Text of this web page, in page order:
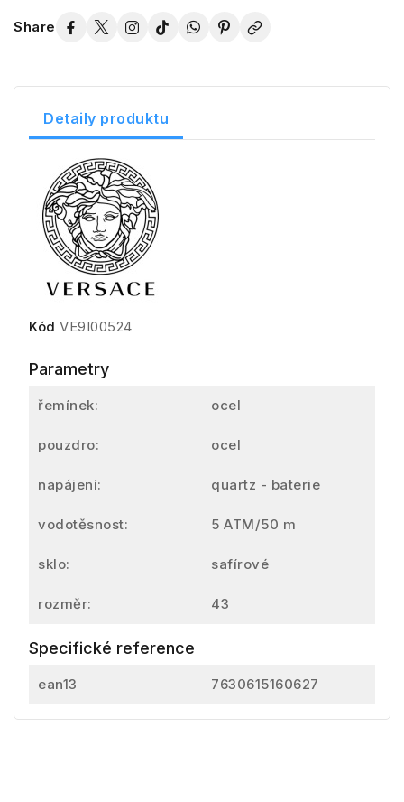
Share
Detaily produktu
Kód VE9I00524
Parametry
řemínek: ocel
pouzdro: ocel
napájení: quartz - baterie
vodotěsnost: 5 ATM/50 m
sklo: safírové
rozměr: 43
Specifické reference
ean13 7630615160627